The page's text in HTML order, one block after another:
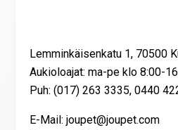
Lemminkäisenkatu 1, 70500
Aukioloajat: ma-pe klo 8:00-
Puh: (017) 263 3335, 0440
E-Mail: joupet@joupet.com